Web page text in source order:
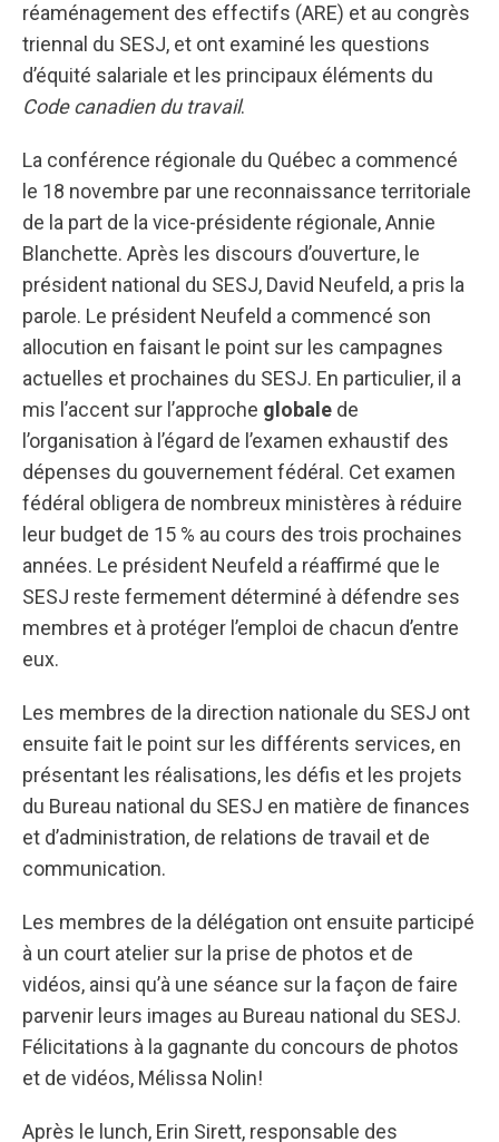
réaménagement des effectifs (ARE) et au congrès
triennal du SESJ, et ont examiné les questions
d’équité salariale et les principaux éléments du
Code canadien du travail.
La conférence régionale du Québec a commencé
le 18 novembre par une reconnaissance territoriale
de la part de la vice-présidente régionale, Annie
Blanchette. Après les discours d’ouverture, le
président national du SESJ, David Neufeld, a pris la
parole. Le président Neufeld a commencé son
allocution en faisant le point sur les campagnes
actuelles et prochaines du SESJ. En particulier, il a
mis l’accent sur l’approche globale de
l’organisation à l’égard de l’examen exhaustif des
dépenses du gouvernement fédéral. Cet examen
fédéral obligera de nombreux ministères à réduire
leur budget de 15 % au cours des trois prochaines
années. Le président Neufeld a réaffirmé que le
SESJ reste fermement déterminé à défendre ses
membres et à protéger l’emploi de chacun d’entre
eux.
Les membres de la direction nationale du SESJ ont
ensuite fait le point sur les différents services, en
présentant les réalisations, les défis et les projets
du Bureau national du SESJ en matière de finances
et d’administration, de relations de travail et de
communication.
Les membres de la délégation ont ensuite participé
à un court atelier sur la prise de photos et de
vidéos, ainsi qu’à une séance sur la façon de faire
parvenir leurs images au Bureau national du SESJ.
Félicitations à la gagnante du concours de photos
et de vidéos, Mélissa Nolin!
Après le lunch, Erin Sirett, responsable des